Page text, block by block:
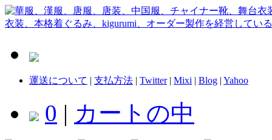
運送について | 支払方法 | Twitter| Mixi | Blog | Yahoo
0 | カートの中